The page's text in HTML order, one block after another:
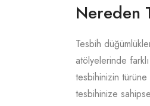
Nereden
Tesbih
atölyelerinde
tesbihinizin
tesbihinize